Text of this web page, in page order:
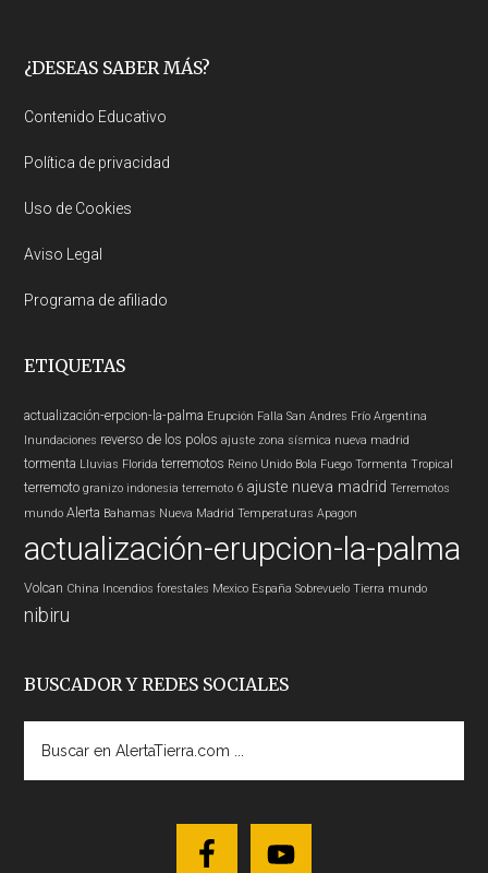
Footer
¿DESEAS SABER MÁS?
Contenido Educativo
Política de privacidad
Uso de Cookies
Aviso Legal
Programa de afiliado
ETIQUETAS
actualización-erpcion-la-palma Erupción Falla San Andres Frío Argentina
Inundaciones reverso de los polos ajuste zona sísmica nueva madrid
tormenta Lluvias Florida terremotos Reino Unido Bola Fuego Tormenta Tropical
terremoto granizo indonesia terremoto 6 ajuste nueva madrid Terremotos
mundo Alerta Bahamas Nueva Madrid Temperaturas Apagon
actualización-erupcion-la-palma
Volcan China Incendios forestales Mexico España Sobrevuelo Tierra mundo
nibiru
BUSCADOR Y REDES SOCIALES
AlertaTierra.com